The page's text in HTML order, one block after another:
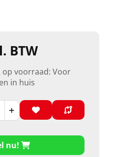
BTW
op voorraad: Voor
in huis
+
nu!